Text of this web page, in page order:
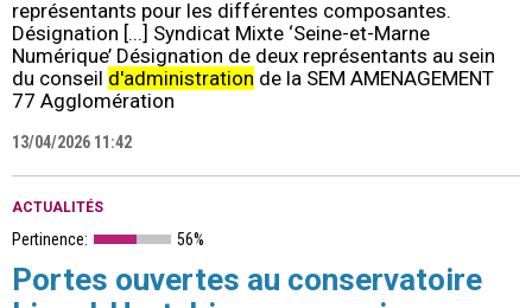
représentants pour les différentes composantes.
Désignation [...] Syndicat Mixte ‘Seine-et-Marne
Numérique’ Désignation de deux représentants au sein
du conseil d'administration de la SEM AMENAGEMENT
77 Agglomération
13/04/2026 11:42
ACTUALITÉS
Pertinence: 56%
Portes ouvertes au conservatoire